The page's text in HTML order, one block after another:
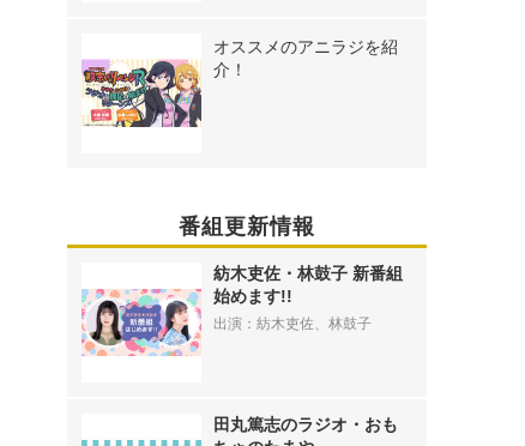
オススメのアニラジを紹
介！
番組更新情報
紡木吏佐・林鼓子 新番組
始めます!!
出演：紡木吏佐、林鼓子
田丸篤志のラジオ・おも